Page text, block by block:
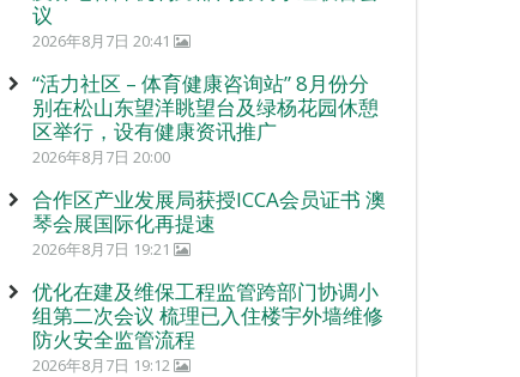
议
2026年8月7日 20:41
“活力社区 – 体育健康咨询站” 8月份分
别在松山东望洋眺望台及绿杨花园休憩
区举行，设有健康资讯推广
2026年8月7日 20:00
合作区产业发展局获授ICCA会员证书 澳
琴会展国际化再提速
2026年8月7日 19:21
优化在建及维保工程监管跨部门协调小
组第二次会议 梳理已入住楼宇外墙维修
防火安全监管流程
2026年8月7日 19:12